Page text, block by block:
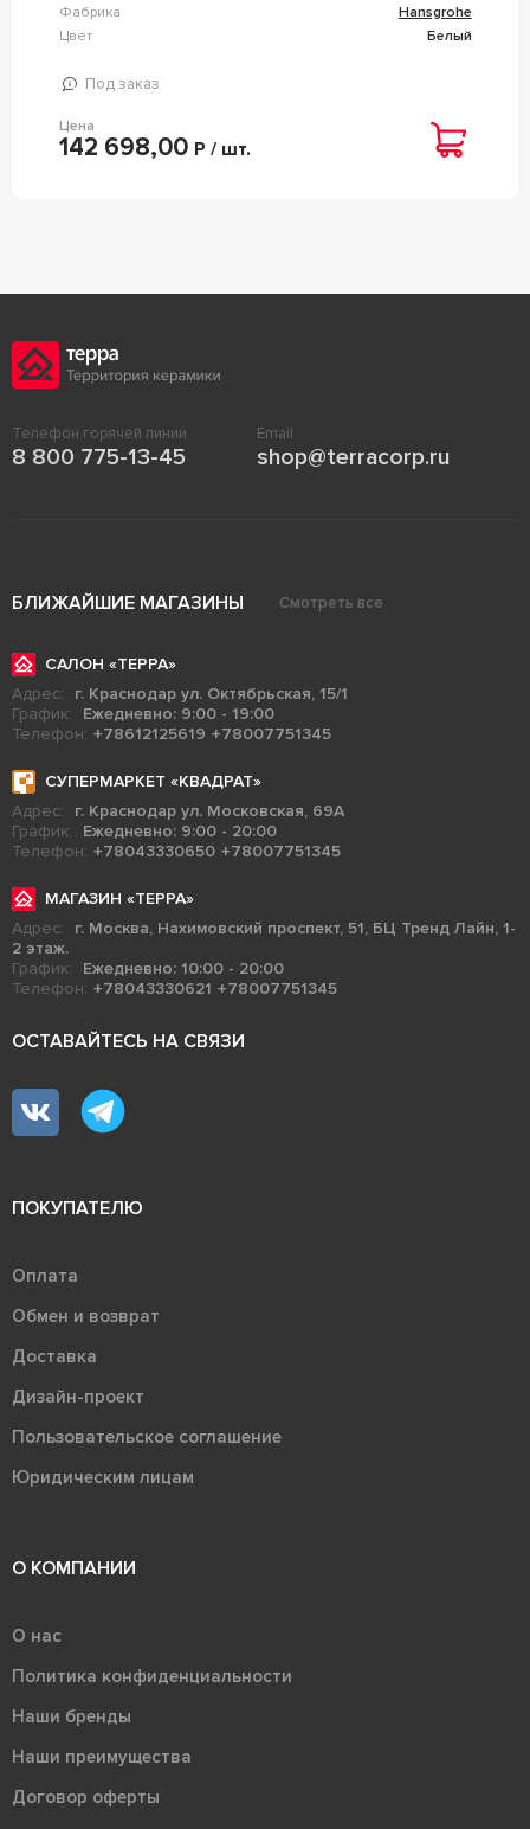
Фабрика
Hansgrohe
Цвет
Белый
Под заказ
Цена
142 698,00 Р / шт.
Телефон горячей линии
8 800 775-13-45
Email
shop@terracorp.ru
БЛИЖАЙШИЕ МАГАЗИНЫ Смотреть все
САЛОН «ТЕРРА»
Адрес:
г. Краснодар ул. Октябрьская, 15/1
График:
Ежедневно: 9:00 - 19:00
Телефон: +78612125619 +78007751345
СУПЕРМАРКЕТ «КВАДРАТ»
Адрес:
г. Краснодар ул. Московская, 69А
График:
Ежедневно: 9:00 - 20:00
Телефон: +78043330650 +78007751345
МАГАЗИН «ТЕРРА»
Адрес:
г. Москва, Нахимовский проспект, 51, БЦ Тренд Лайн, 1-
2 этаж.
График:
Ежедневно: 10:00 - 20:00
Телефон: +78043330621 +78007751345
ОСТАВАЙТЕСЬ НА СВЯЗИ
ПОКУПАТЕЛЮ
Оплата
Обмен и возврат
Доставка
Дизайн-проект
Пользовательское соглашение
Юридическим лицам
О КОМПАНИИ
О нас
Политика конфиденциальности
Наши бренды
Наши преимущества
Договор оферты